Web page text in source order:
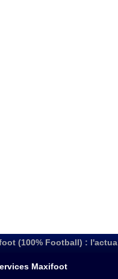
(100% Football) :
Maxifoot